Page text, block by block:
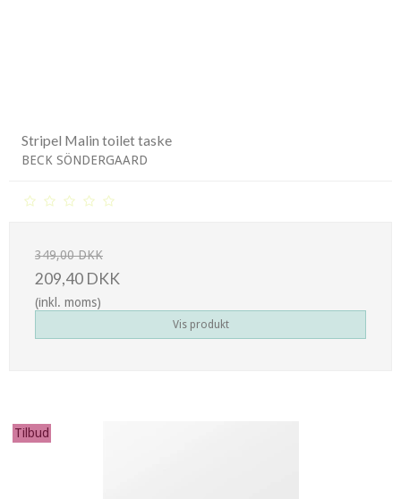
Stripel Malin toilet taske
BECK SÖNDERGAARD
349,00 DKK
209,40 DKK
(inkl. moms)
Vis produkt
Tilbud